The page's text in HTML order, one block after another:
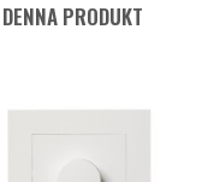
PRODUKT